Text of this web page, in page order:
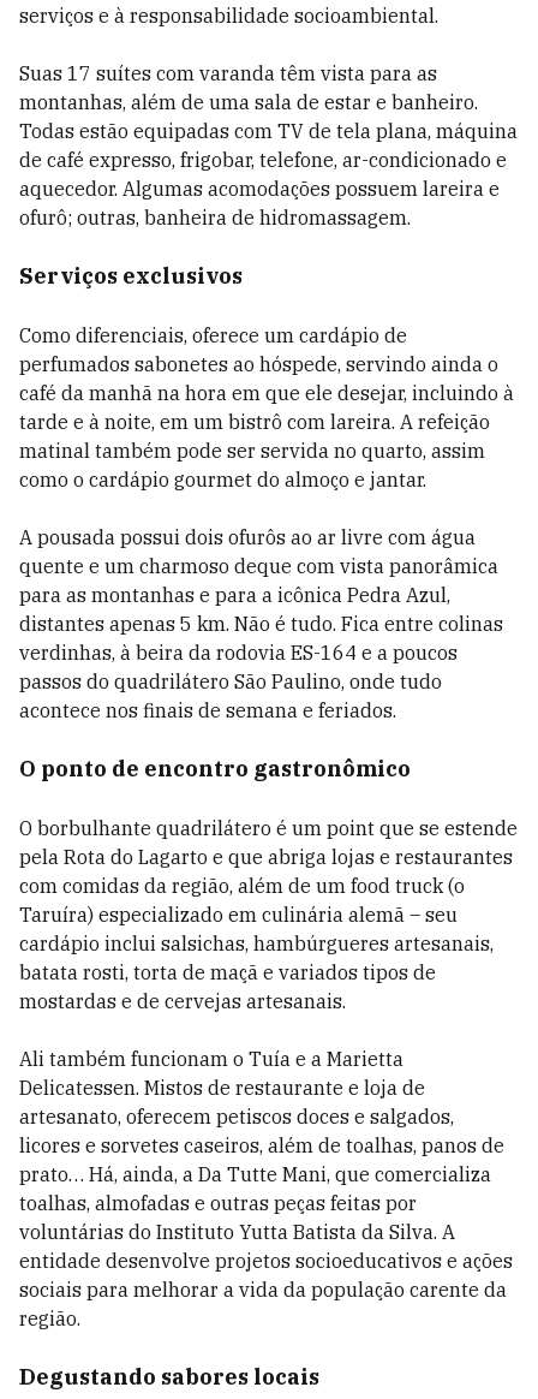
serviços e à responsabilidade socioambiental.
Suas 17 suítes com varanda têm vista para as
montanhas, além de uma sala de estar e banheiro.
Todas estão equipadas com TV de tela plana, máquina
de café expresso, frigobar, telefone, ar-condicionado e
aquecedor. Algumas acomodações possuem lareira e
ofurô; outras, banheira de hidromassagem.
Serviços exclusivos
Como diferenciais, oferece um cardápio de
perfumados sabonetes ao hóspede, servindo ainda o
café da manhã na hora em que ele desejar, incluindo à
tarde e à noite, em um bistrô com lareira. A refeição
matinal também pode ser servida no quarto, assim
como o cardápio gourmet do almoço e jantar.
A pousada possui dois ofurôs ao ar livre com água
quente e um charmoso deque com vista panorâmica
para as montanhas e para a icônica Pedra Azul,
distantes apenas 5 km. Não é tudo. Fica entre colinas
verdinhas, à beira da rodovia ES-164 e a poucos
passos do quadrilátero São Paulino, onde tudo
acontece nos finais de semana e feriados.
O ponto de encontro gastronômico
O borbulhante quadrilátero é um point que se estende
pela Rota do Lagarto e que abriga lojas e restaurantes
com comidas da região, além de um food truck (o
Taruíra) especializado em culinária alemã – seu
cardápio inclui salsichas, hambúrgueres artesanais,
batata rosti, torta de maçã e variados tipos de
mostardas e de cervejas artesanais.
Ali também funcionam o Tuía e a Marietta
Delicatessen. Mistos de restaurante e loja de
artesanato, oferecem petiscos doces e salgados,
licores e sorvetes caseiros, além de toalhas, panos de
prato… Há, ainda, a Da Tutte Mani, que comercializa
toalhas, almofadas e outras peças feitas por
voluntárias do Instituto Yutta Batista da Silva. A
entidade desenvolve projetos socioeducativos e ações
sociais para melhorar a vida da população carente da
região.
Degustando sabores locais